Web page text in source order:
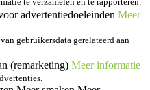
advertentiedoeleinden Meer
gebruikersdata gerelateerd aan
(remarketing) Meer informatie